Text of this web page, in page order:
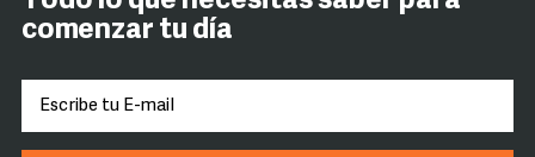
comenzar tu día